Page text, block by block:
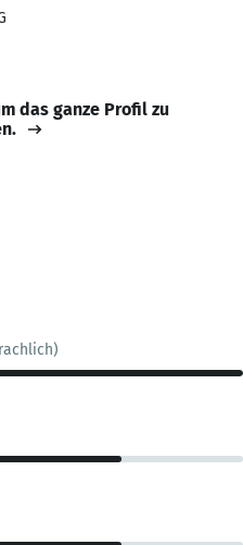
das ganze Profil zu